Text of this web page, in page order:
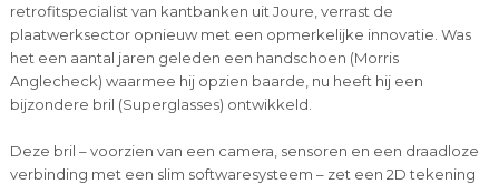
retrofitspecialist van kantbanken uit Joure, verrast de
plaatwerksector opnieuw met een opmerkelijke innovatie. Was
het een aantal jaren geleden een handschoen (Morris
Anglecheck) waarmee hij opzien baarde, nu heeft hij een
bijzondere bril (Superglasses) ontwikkeld.
Deze bril – voorzien van een camera, sensoren en een draadloze
verbinding met een slim softwaresysteem – zet een 2D tekening